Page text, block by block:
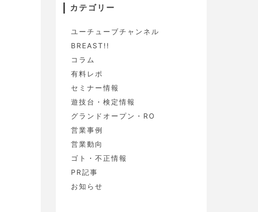
カテゴリー
ユーチューブチャンネル
BREAST!!
コラム
有料レポ
セミナー情報
遊技台・検定情報
グランドオープン・RO
営業事例
営業動向
ゴト・不正情報
PR記事
お知らせ